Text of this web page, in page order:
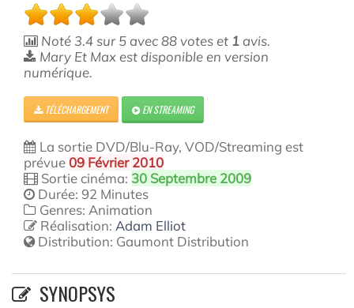
Noté 3.4sur5 avec88votes et 1 avis.
Mary Et Max est disponible en version
numérique.
TÉLÉCHARGEMENT EN STREAMING
La sortie DVD/Blu-Ray, VOD/Streaming est
prévue09 Février 2010
Sortie cinéma: 30 Septembre 2009
Durée: 92 Minutes
Genres: Animation
Réalisation: Adam Elliot
Distribution: Gaumont Distribution
SYNOPSYS